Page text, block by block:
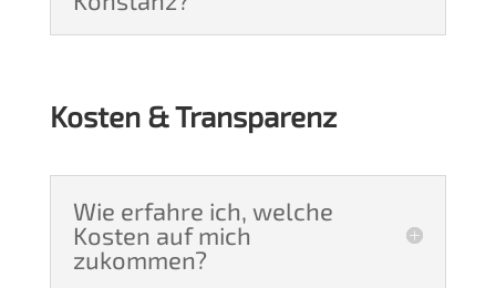
Kosten & Transparenz
Wie erfahre ich, welche
Kosten auf mich
zukommen?